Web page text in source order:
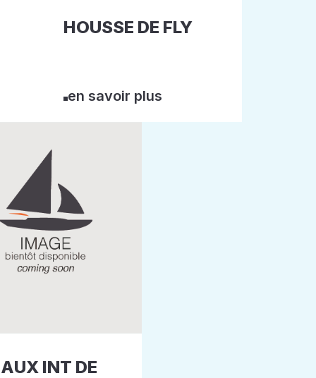
HOUSSE DE FLY
en savoir plus
INT DE